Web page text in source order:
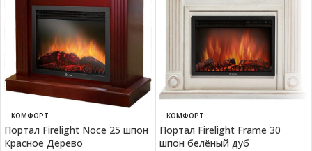
КОМФОРТ
Портал Firelight Noce 25 шпон
Красное Дерево
КОМФОРТ
Портал Firelight Frame 30
шпон белёный дуб